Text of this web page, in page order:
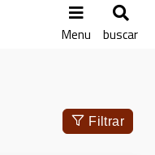
Menu buscar
Filtrar